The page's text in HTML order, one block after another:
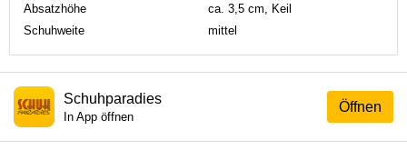
Absatzhöhe
ca. 3,5 cm, Keil
Schuhweite
mittel
Öffnen
Schuhparadies
In App öffnen